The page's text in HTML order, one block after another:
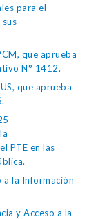
para el
que aprueba
N° 1412.
que aprueba
PTE en las
a la Información
y Acceso a la